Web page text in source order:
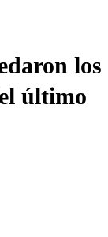
los
último